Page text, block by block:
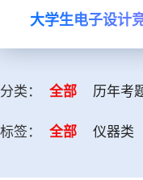
大学生电子设计
分类： 全部 历年考
标签： 全部 仪器类